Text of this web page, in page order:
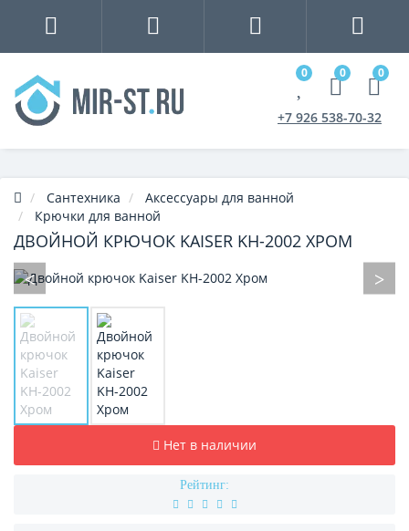
0 0 0
+7 926 538-70-32
Сантехника
Аксессуары для ванной
Крючки для ванной
ДВОЙНОЙ КРЮЧОК KAISER KH-2002 ХРОМ
Нет в наличии
Рейтинг: